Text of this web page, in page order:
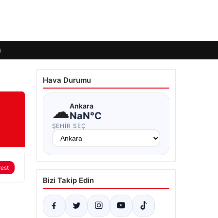
Hava Durumu
☁Ankara
NaN°C
ŞEHIR SEÇ
Bizi Takip Edin